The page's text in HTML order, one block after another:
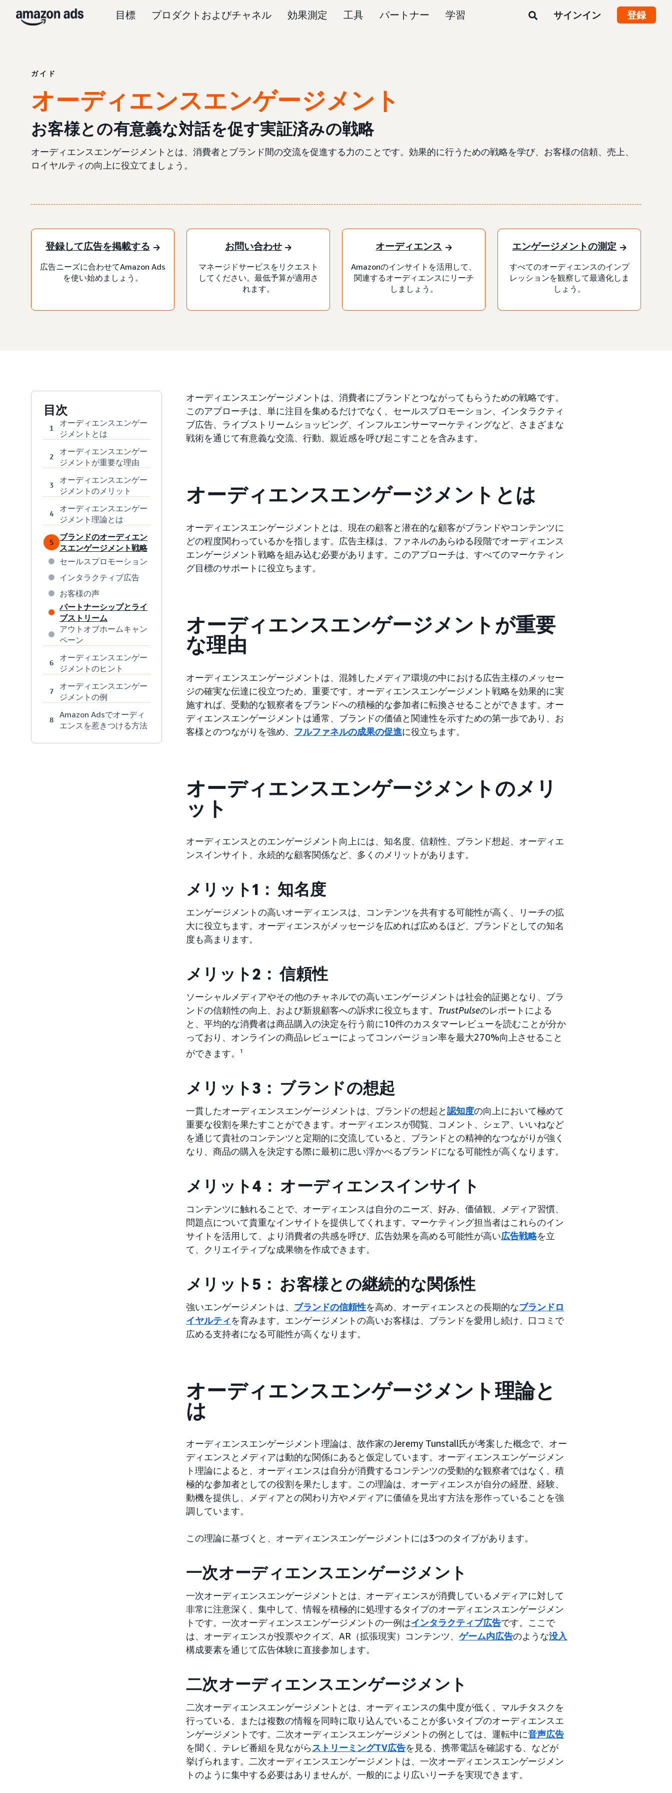
目標 プロダクトおよびチャネル 効果測定 工具 パートナー 学習 サインイン 登録
ガイド
オーディエンスエンゲージメント
お客様との有意義な対話を促す実証済みの戦略
オーディエンスエンゲージメントとは、消費者とブランド間の交流を促進する力のことです。効果的に行うための戦略を学び、お客様の信頼、売上、
ロイヤルティの向上に役立てましょう。
登録して広告を掲載する
広告ニーズに合わせてAmazon Ads
を使い始めましょう。
お問い合わせ
マネージドサービスをリクエスト
してください。最低予算が適用さ
れます。
オーディエンス
Amazonのインサイトを活用して、
関連するオーディエンスにリーチ
しましょう。
エンゲージメントの測定
すべてのオーディエンスのインプ
レッションを観察して最適化しま
しょう。
目次
1
オーディエンスエンゲー
ジメントとは
2
オーディエンスエンゲー
ジメントが重要な理由
3
オーディエンスエンゲー
ジメントのメリット
4
オーディエンスエンゲー
ジメント理論とは
5
ブランドのオーディエン
スエンゲージメント戦略
セールスプロモーション
インタラクティブ広告
お客様の声
パートナーシップとライ
ブストリーム
アウトオブホームキャン
ペーン
6
オーディエンスエンゲー
ジメントのヒント
7
オーディエンスエンゲー
ジメントの例
8
Amazon Adsでオーディ
エンスを惹きつける方法
オーディエンスエンゲージメントは、消費者にブランドとつながってもらうための戦略です。
このアプローチは、単に注目を集めるだけでなく、セールスプロモーション、インタラクティ
ブ広告、ライブストリームショッピング、インフルエンサーマーケティングなど、さまざまな
戦術を通じて有意義な交流、行動、親近感を呼び起こすことを含みます。
オーディエンスエンゲージメントとは
オーディエンスエンゲージメントとは、現在の顧客と潜在的な顧客がブランドやコンテンツに
どの程度関わっているかを指します。広告主様は、ファネルのあらゆる段階でオーディエンス
エンゲージメント戦略を組み込む必要があります。このアプローチは、すべてのマーケティン
グ目標のサポートに役立ちます。
オーディエンスエンゲージメントが重要
な理由
オーディエンスエンゲージメントは、混雑したメディア環境の中における広告主様のメッセー
ジの確実な伝達に役立つため、重要です。オーディエンスエンゲージメント戦略を効果的に実
施すれば、受動的な観察者をブランドへの積極的な参加者に転換させることができます。オー
ディエンスエンゲージメントは通常、ブランドの価値と関連性を示すための第一歩であり、お
客様とのつながりを強め、 フルファネルの成果の促進に役立ちます。
オーディエンスエンゲージメントのメリ
ット
オーディエンスとのエンゲージメント向上には、知名度、信頼性、ブランド想起、オーディエ
ンスインサイト、永続的な顧客関係など、多くのメリットがあります。
メリット1： 知名度
エンゲージメントの高いオーディエンスは、コンテンツを共有する可能性が高く、リーチの拡
大に役立ちます。オーディエンスがメッセージを広めれば広めるほど、ブランドとしての知名
度も高まります。
メリット2： 信頼性
ソーシャルメディアやその他のチャネルでの高いエンゲージメントは社会的証拠となり、ブラ
ンドの信頼性の向上、および新規顧客への訴求に役立ちます。 TrustPulseのレポートによる
と、平均的な消費者は商品購入の決定を行う前に10件のカスタマーレビューを読むことが分か
っており、オンラインの商品レビューによってコンバージョン率を最大270%向上させること
ができます。
1
メリット3： ブランドの想起
一貫したオーディエンスエンゲージメントは、ブランドの想起と認知度の向上において極めて
重要な役割を果たすことができます。オーディエンスが閲覧、コメント、シェア、いいねなど
を通じて貴社のコンテンツと定期的に交流していると、ブランドとの精神的なつながりが強く
なり、商品の購入を決定する際に最初に思い浮かべるブランドになる可能性が高くなります。
メリット4： オーディエンスインサイト
コンテンツに触れることで、オーディエンスは自分のニーズ、好み、価値観、メディア習慣、
問題点について貴重なインサイトを提供してくれます。マーケティング担当者はこれらのイン
サイトを活用して、より消費者の共感を呼び、広告効果を高める可能性が高い広告戦略を立
て、クリエイティブな成果物を作成できます。
メリット5： お客様との継続的な関係性
強いエンゲージメントは、 ブランドの信頼性を高め、オーディエンスとの長期的なブランドロ
イヤルティを育みます。エンゲージメントの高いお客様は、ブランドを愛用し続け、口コミで
広める支持者になる可能性が高くなります。
オーディエンスエンゲージメント理論と
は
オーディエンスエンゲージメント理論は、故作家のJeremy Tunstall氏が考案した概念で、オー
ディエンスとメディアは動的な関係にあると仮定しています。オーディエンスエンゲージメン
ト理論によると、オーディエンスは自分が消費するコンテンツの受動的な観察者ではなく、積
極的な参加者としての役割を果たします。この理論は、オーディエンスが自分の経歴、経験、
動機を提供し、メディアとの関わり方やメディアに価値を見出す方法を形作っていることを強
調しています。
この理論に基づくと、オーディエンスエンゲージメントには3つのタイプがあります。
一次オーディエンスエンゲージメント
一次オーディエンスエンゲージメントとは、オーディエンスが消費しているメディアに対して
非常に注意深く、集中して、情報を積極的に処理するタイプのオーディエンスエンゲージメン
トです。一次オーディエンスエンゲージメントの一例はインタラクティブ広告です。ここで
は、オーディエンスが投票やクイズ、AR（拡張現実）コンテンツ、 ゲーム内広告のような没入
構成要素を通じて広告体験に直接参加します。
二次オーディエンスエンゲージメント
二次オーディエンスエンゲージメントとは、オーディエンスの集中度が低く、マルチタスクを
行っている、または複数の情報を同時に取り込んでいることが多いタイプのオーディエンスエ
ンゲージメントです。二次オーディエンスエンゲージメントの例としては、運転中に音声広告
を聞く、テレビ番組を見ながら ストリーミングTV広告を見る、携帯電話を確認する、などが
挙げられます。二次オーディエンスエンゲージメントは、一次オーディエンスエンゲージメン
トのように集中する必要はありませんが、一般的により広いリーチを実現できます。